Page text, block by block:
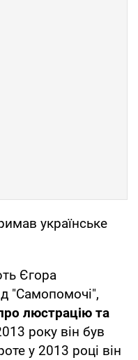
українське
Єгора
"Самопомочі",
люстрацію та
року він був
у 2013 році він